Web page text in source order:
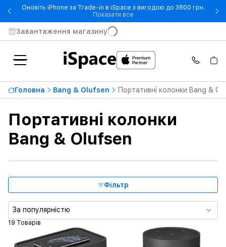
Оновіть iPhone за Trade-in в iSpace з вигодою до 3800 грн.
Показати все- Оновіть iPhone за Trade-in
Завантаження магазину
Головна Bang & Olufsen Портативні колонки Bang &
Портативні колонки
Bang & Olufsen
Фільтр
Отримати швидше
Обрати пункт самовивозу
Доставка
Доступність
Категорії
Бренд
Найвища ціна
Від
19 Товарів
За популярністю